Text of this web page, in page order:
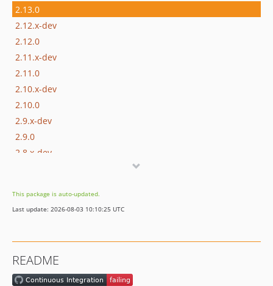
2.13.0
2.12.x-dev
2.12.0
2.11.x-dev
2.11.0
2.10.x-dev
2.10.0
2.9.x-dev
2.9.0
2.8.x-dev
2.7.0
2.6.x-dev
2.5.2
2.5.1
This package is auto-updated.
Last update: 2026-08-03 10:10:25 UTC
README